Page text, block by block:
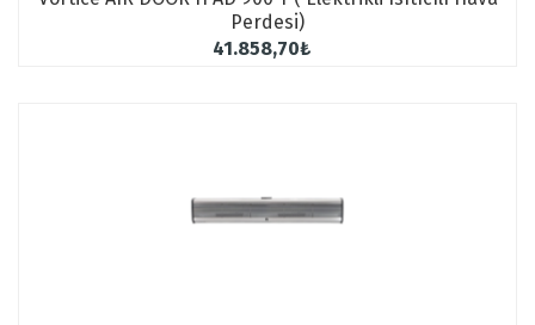
Perdesi)
41.858,70₺